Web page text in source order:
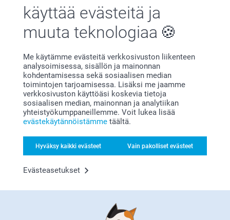
käyttää evästeitä ja
muuta teknologiaa
Me käytämme evästeitä verkkosivuston liikenteen
analysoimisessa, sisällön ja mainonnan
kohdentamisessa sekä sosiaalisen median
toimintojen tarjoamisessa. Lisäksi me jaamme
verkkosivuston käyttöäsi koskevia tietoja
sosiaalisen median, mainonnan ja analytiikan
yhteistyökumppaneillemme. Voit lukea lisää
evästekäytännöistämme täältä.
Hyväksy kaikki evästeet Vain pakolliset evästeet
Evästeasetukset
Tyytyväisyystakuu
Bonusta kaikista tilauksista
Etsitkö inspiraatiota?